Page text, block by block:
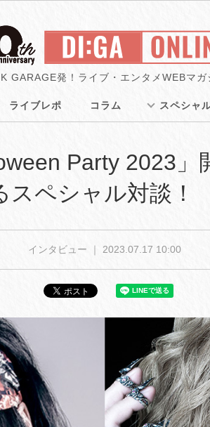
GARAGE発！ライブ・エンタメWEBマガ
ライブレポ コラム スペシャ
Party 2023」
ペシャル対談！
インタビュー ｜ 2023.07.17 10:00